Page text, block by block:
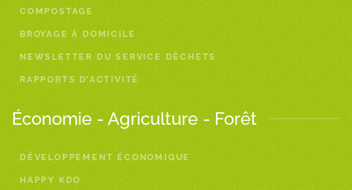
COMPOSTAGE
BROYAGE À DOMICILE
NEWSLETTER DU SERVICE DÉCHETS
RAPPORTS D’ACTIVITÉ
Économie - Agriculture - Forêt
DÉVELOPPEMENT ÉCONOMIQUE
HAPPY KDO